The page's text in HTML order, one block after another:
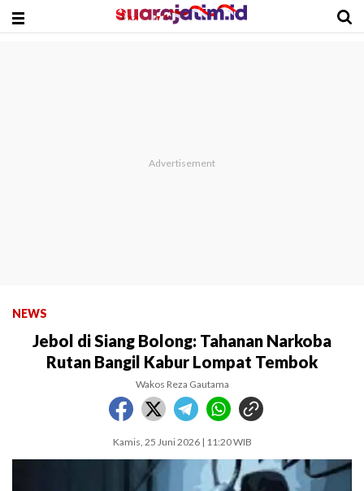
NEWS
Jebol di Siang Bolong: Tahanan Narkoba
Rutan Bangil Kabur Lompat Tembok
Wakos Reza Gautama
Kamis, 25 Juni 2026 | 11:20 WIB